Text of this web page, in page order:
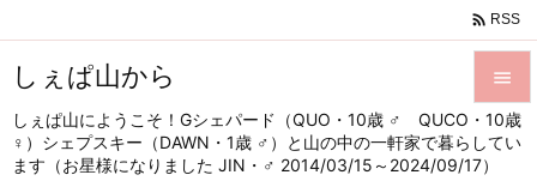
しぇぱ山から
しぇぱ山にようこそ！Gシェパード（QUO・10歳 ♂ QUCO・10歳
♀）シェプスキー（DAWN・1歳 ♂）と山の中の一軒家で暮らしてい
ます（お星様になりました JIN・♂ 2014/03/15～2024/09/17）


メニュ
 RSS